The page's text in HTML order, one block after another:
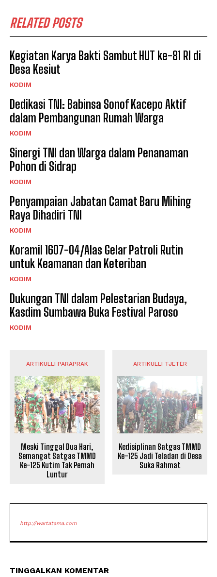
RELATED POSTS
Kegiatan Karya Bakti Sambut HUT ke-81 RI di
Desa Kesiut
KODIM
Dedikasi TNI: Babinsa Sonof Kacepo Aktif
dalam Pembangunan Rumah Warga
KODIM
Sinergi TNI dan Warga dalam Penanaman
Pohon di Sidrap
KODIM
Penyampaian Jabatan Camat Baru Mihing
Raya Dihadiri TNI
KODIM
Koramil 1607-04/Alas Gelar Patroli Rutin
untuk Keamanan dan Keteriban
KODIM
Dukungan TNI dalam Pelestarian Budaya,
Kasdim Sumbawa Buka Festival Paroso
KODIM
ARTIKULLI PARAPRAK
Meski Tinggal Dua Hari,
Semangat Satgas TMMD
Ke-125 Kutim Tak Pernah
Luntur
ARTIKULLI TJETËR
Kedisiplinan Satgas TMMD
Ke-125 Jadi Teladan di Desa
Suka Rahmat
http://wartatama.com
TINGGALKAN KOMENTAR